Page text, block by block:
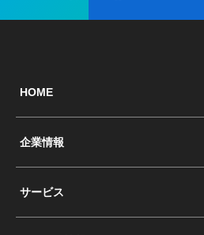
HOME
企業情報
サービス